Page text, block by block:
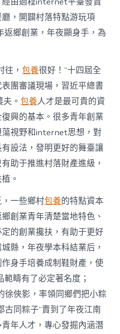
興
注
進
人
水
甜
心
寶
物
查
包
養
網
_
中
中
，開闢村落特點游玩項
鄉創業，年夜顯身手，為
往，包養很好！”十四屆全
團審議現場，習近平總書
夫。包養人才是最可貴的資
興的基本。很多青年創業
視野和internet思想，對
設法，發明更好的舞臺讓
助于推進村落財產進級，
。
一些鄉村包養的特點資本
創業青年清楚當地特色、
的創業攙扶，有助于更好
縣，年夜學本科結業后，
身手培養成制鞋財產，使
範疇有了必定著名度；
徐俠影，率領同鄉們把小粽
古同粽子”賣到了年夜江南
年人才，專心發掘內涵潛